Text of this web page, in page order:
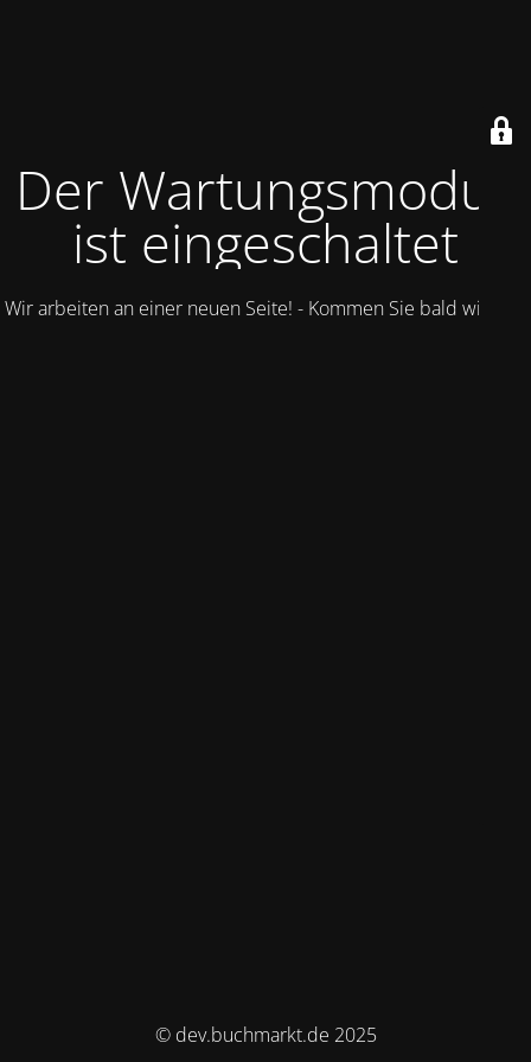
Der Wartungsmodus
ist eingeschaltet
Wir arbeiten an einer neuen Seite! - Kommen Sie bald wieder.
© dev.buchmarkt.de 2025